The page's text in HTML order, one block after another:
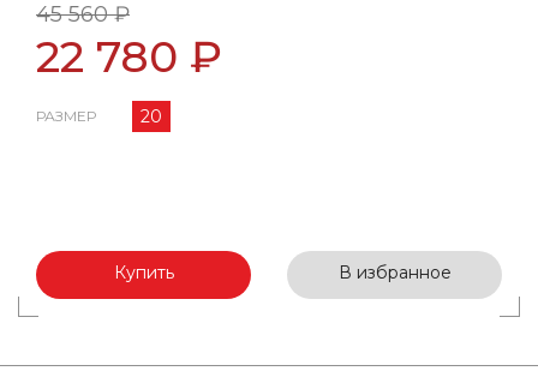
45 560 ₽
22 780 ₽
РАЗМЕР 20
Купить В избранное